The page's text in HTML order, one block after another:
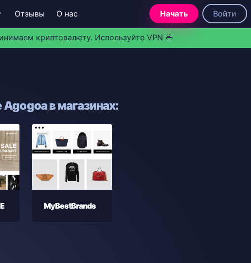
криптовалюту. Используйте VPN 🖖
Отзывы О нас Начать Войти
в магазинах:
MyBestBrands